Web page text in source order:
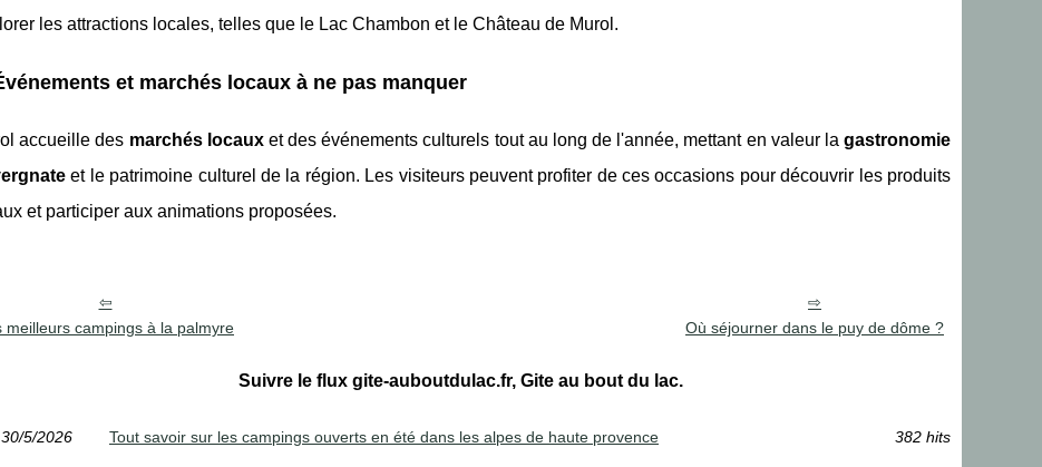
les attractions locales, telles que le Lac Chambon et le Château de Murol.
et marchés locaux à ne pas manquer
accueille des marchés locauxet des événements culturels tout au long de l'année, mettant en valeur lagastronomie
et le patrimoine culturel de la région. Les visiteurs peuvent profiter de ces occasions pour découvrir les produits
et participer aux animations proposées.
meilleurs campings à la palmyre Où séjourner dans le puy de dôme ?
Suivre le flux gite-auboutdulac.fr, Gite au bout du lac.
30/5/2026 Tout savoir sur les campings ouverts en été dans les alpes de haute provence 382 hits